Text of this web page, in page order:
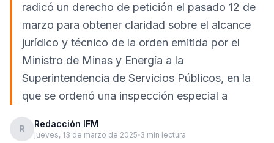
radicó un derecho de petición el pasado 12 de
marzo para obtener claridad sobre el alcance
jurídico y técnico de la orden emitida por el
Ministro de Minas y Energía a la
Superintendencia de Servicios Públicos, en la
que se ordenó una inspección especial a
R Redacción IFM
jueves, 13 de marzo de 2025 3 min lectura